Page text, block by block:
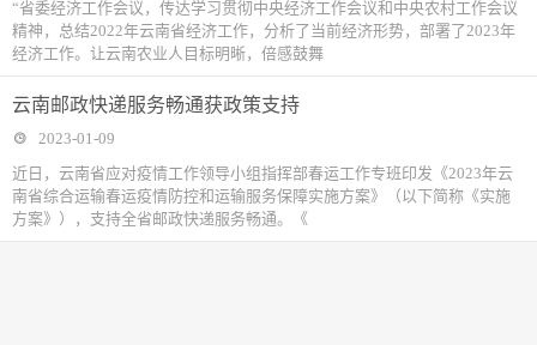
“省委经济工作会议，传达学习贯彻中央经济工作会议和中央农村工作会议
精神，总结2022年云南省经济工作，分析了当前经济形势，部署了2023年
经济工作。让云南农业人目标明晰，倍感鼓舞
云南邮政快递服务畅通获政策支持
2023-01-09
近日，云南省应对疫情工作领导小组指挥部春运工作专班印发《2023年云
南省综合运输春运疫情防控和运输服务保障实施方案》（以下简称《实施
方案》），支持全省邮政快递服务畅通。《